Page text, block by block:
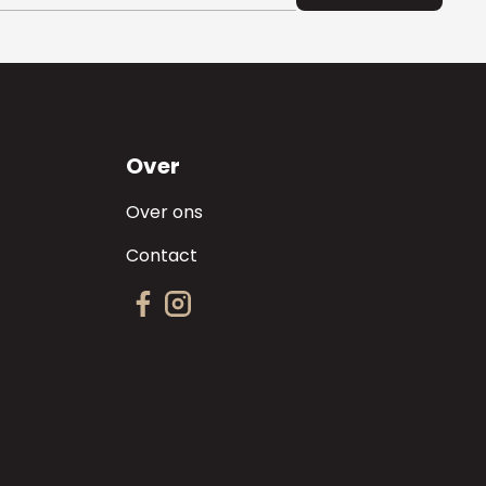
Over
Over ons
Contact